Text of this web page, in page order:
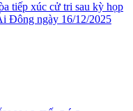
tiếp xúc cử tri sau kỳ họp
Đông ngày 16/12/2025